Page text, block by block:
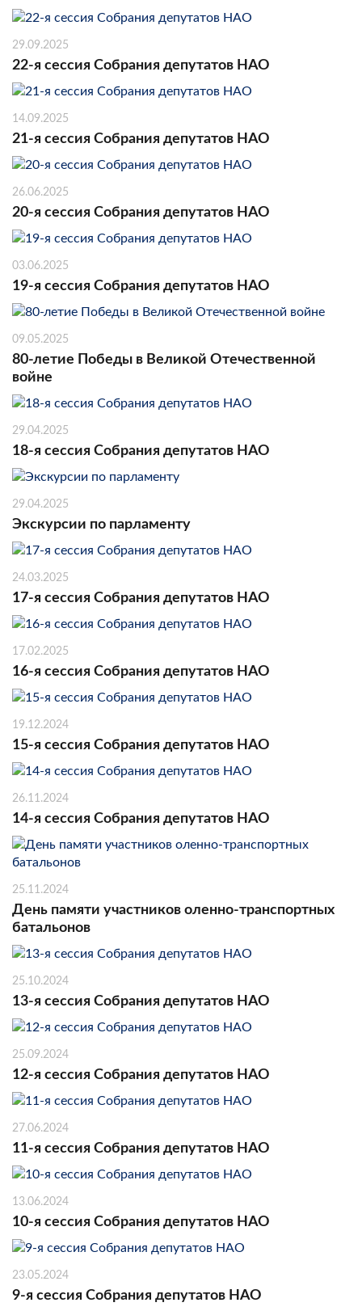
29.09.2025
22-я сессия Собрания депутатов НАО
14.09.2025
21-я сессия Собрания депутатов НАО
26.06.2025
20-я сессия Собрания депутатов НАО
03.06.2025
19-я сессия Собрания депутатов НАО
09.05.2025
80-летие Победы в Великой Отечественной
войне
29.04.2025
18-я сессия Собрания депутатов НАО
29.04.2025
Экскурсии по парламенту
24.03.2025
17-я сессия Собрания депутатов НАО
17.02.2025
16-я сессия Собрания депутатов НАО
19.12.2024
15-я сессия Собрания депутатов НАО
26.11.2024
14-я сессия Собрания депутатов НАО
25.11.2024
День памяти участников оленно-транспортных
батальонов
25.10.2024
13-я сессия Собрания депутатов НАО
25.09.2024
12-я сессия Собрания депутатов НАО
27.06.2024
11-я сессия Собрания депутатов НАО
13.06.2024
10-я сессия Собрания депутатов НАО
23.05.2024
9-я сессия Собрания депутатов НАО